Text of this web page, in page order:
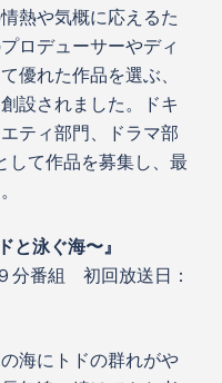
熱や気概に応えるた
ロデューサーやディ
優れた作品を選ぶ、
設されました。ドキ
ティ部門、ドラマ部
して作品を募集し、最
と泳ぐ海〜』
番組 初回放送日：
海にトドの群れがや